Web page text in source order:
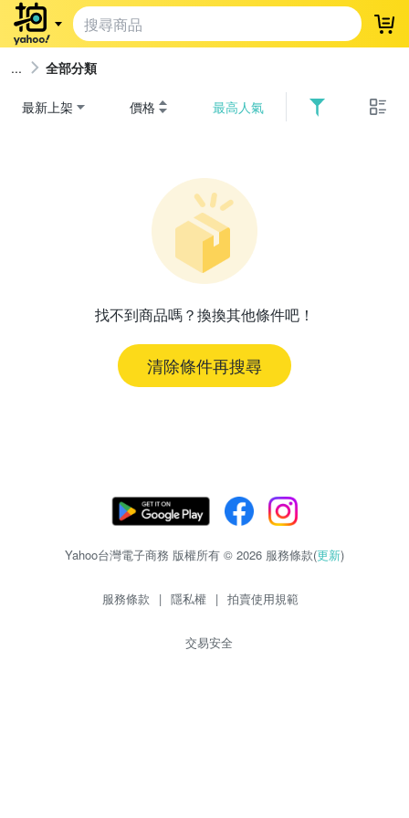
登
全部分類
最新上架 價格 最高人氣
找不到商品嗎？換換其他條件吧！
清除條件再搜尋
Yahoo台灣電子商務 版權所有 © 2026 服務條款(更新)
服務條款 | 隱私權 | 拍賣使用規範
交易安全